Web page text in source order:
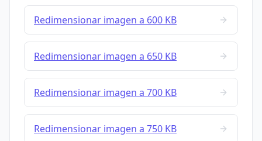
Redimensionar imagen a 600 KB
Redimensionar imagen a 650 KB
Redimensionar imagen a 700 KB
Redimensionar imagen a 750 KB